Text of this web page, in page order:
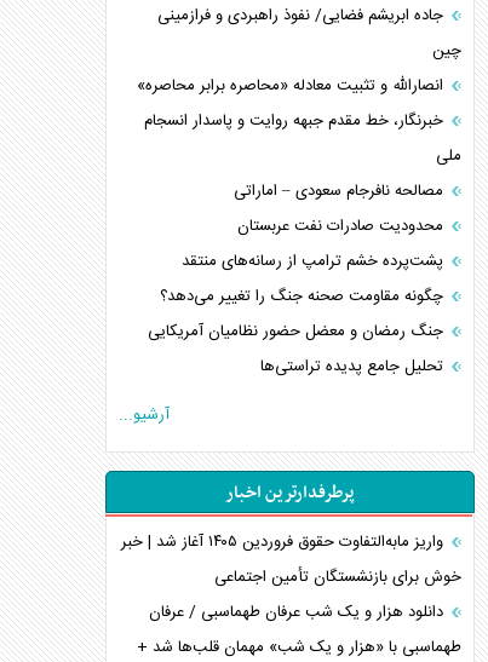
جاده ابریشم فضایی/ نفوذ راهبردی و فرازمینی
چین
انصارالله و تثبیت معادله «محاصره برابر محاصره»
خبرنگار، خط مقدم جبهه روایت و پاسدار انسجام
ملی
مصالحه نافرجام سعودی – اماراتی
محدودیت صادرات نفت عربستان
پشت‌پرده خشم ترامپ از رسانه‌های منتقد
چگونه مقاومت صحنه جنگ را تغییر می‌دهد؟
جنگ رمضان و معضل حضور نظامیان آمریکایی
تحلیل جامع پدیده تراستی‌ها
غرب
اربعین، کابوس مشترک تل‌آویو-واشنگتن
برنامه هفتم توسعه در نقطه کور سیاستگذاری
کنوانسیون دریای خزر در راستای منافع ملی است؟
اوکراین بازوی مخرب آمریکا در غرب آسیا
اهمیت راهبردی اردن برای آمریکا
آرشیو...
پرطرفدارترین اخبار
واریز مابه‌التفاوت حقوق فروردین ۱۴۰۵ آغاز شد | خبر
خوش برای بازنشستگان تأمین اجتماعی
دانلود هزار و یک شب عرفان طهماسبی / عرفان
طهماسبی با «هزار و یک شب» مهمان قلب‌ها شد +